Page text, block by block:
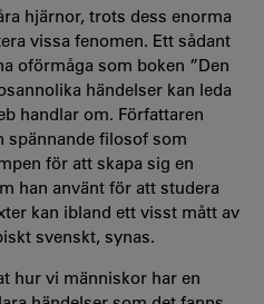
hjärnor, trots dess enorma
vissa fenomen. Ett sådant
oförmåga som boken ”Den
händelser kan leda
handlar om. Författaren
spännande filosof som
för att skapa sig en
han använt för att studera
kan ibland ett visst mått av
svenskt, synas.
hur vi människor har en